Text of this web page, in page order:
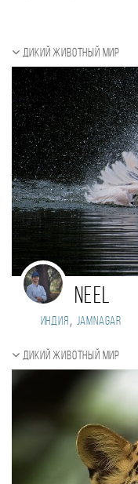
Дикий животный мир
neel
Индия , Jamnagar
Дикий животный мир